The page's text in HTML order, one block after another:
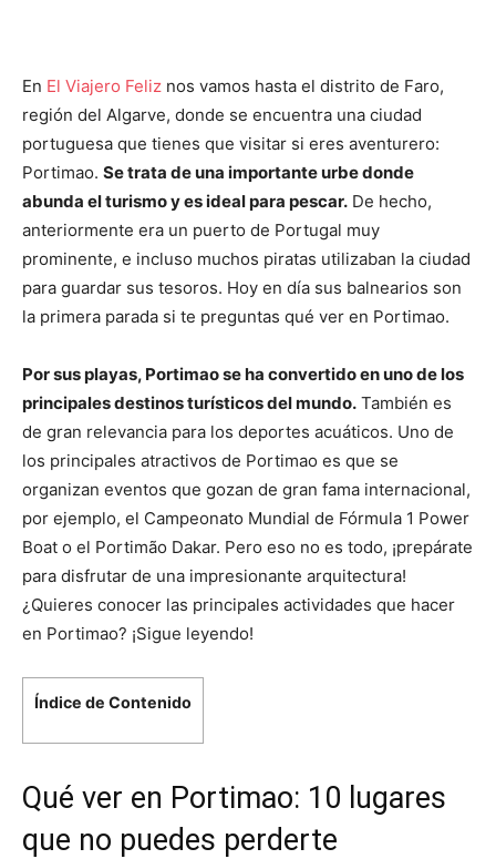
En El Viajero Feliz nos vamos hasta el distrito de Faro,
región del Algarve, donde se encuentra una ciudad
portuguesa que tienes que visitar si eres aventurero:
Portimao. Se trata de una importante urbe donde
abunda el turismo y es ideal para pescar. De hecho,
anteriormente era un puerto de Portugal muy
prominente, e incluso muchos piratas utilizaban la ciudad
para guardar sus tesoros. Hoy en día sus balnearios son
la primera parada si te preguntas qué ver en Portimao.
Por sus playas, Portimao se ha convertido en uno de los
principales destinos turísticos del mundo. También es
de gran relevancia para los deportes acuáticos. Uno de
los principales atractivos de Portimao es que se
organizan eventos que gozan de gran fama internacional,
por ejemplo, el Campeonato Mundial de Fórmula 1 Power
Boat o el Portimão Dakar. Pero eso no es todo, ¡prepárate
para disfrutar de una impresionante arquitectura!
¿Quieres conocer las principales actividades que hacer
en Portimao? ¡Sigue leyendo!
Índice de Contenido
Qué ver en Portimao: 10 lugares
que no puedes perderte